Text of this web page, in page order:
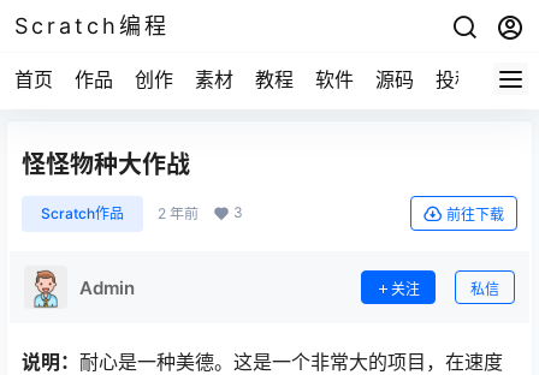
Scratch编程
首页 作品 创作 素材 教程 软件 源码 投稿 关于
怪怪物种大作战
Scratch作品 2 年前 3 前往下载
Admin 关注 私信
说明： 耐心是一种美德。这是一个非常大的项目，在速度